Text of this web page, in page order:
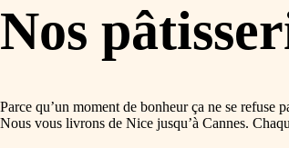
Nos
Parce qu’un moment de bonheur ça ne se refuse
Nous vous livrons de Nice jusqu’à Cannes.